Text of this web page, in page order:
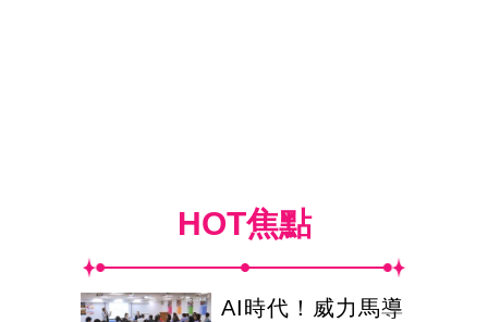
HOT焦點
AI時代！威力馬導